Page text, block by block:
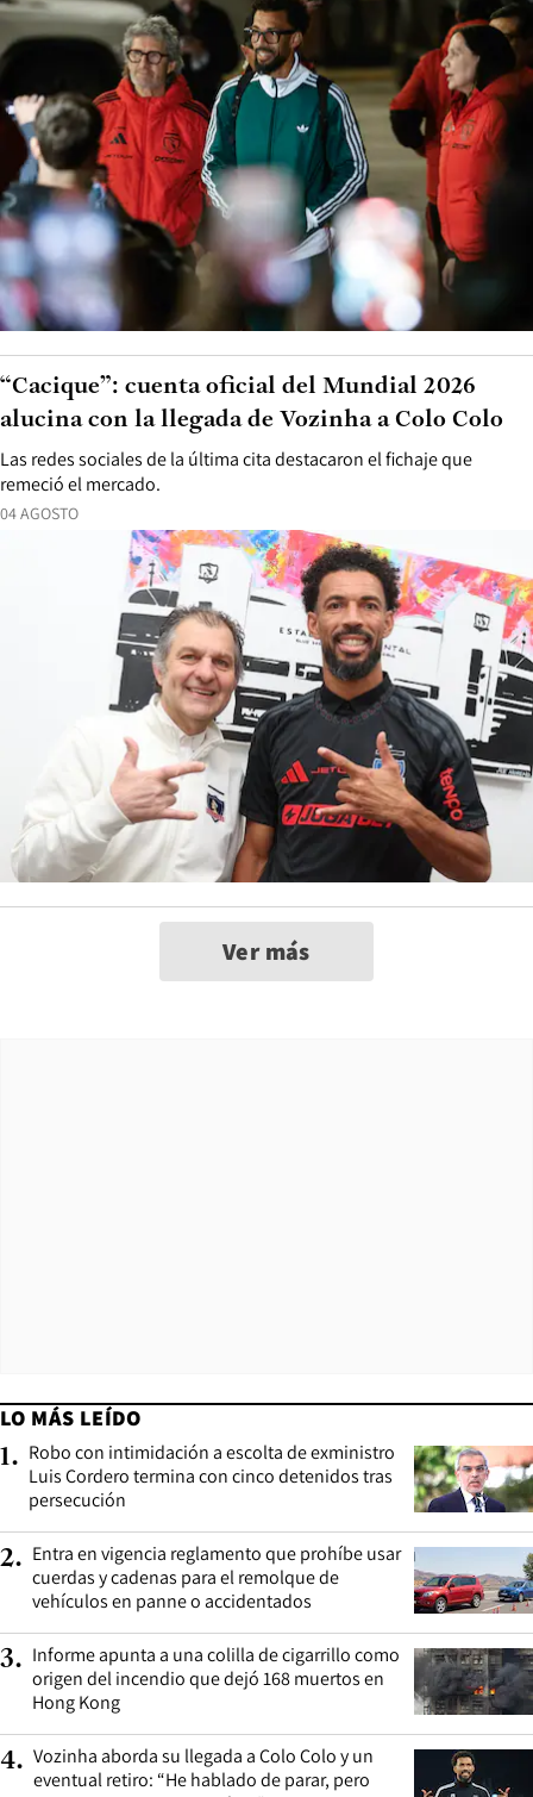
04 AGOSTO
Las redes sociales de la última cita destacaron el fichaje que
remeció el mercado.
“Cacique”: cuenta oficial del Mundial 2026
alucina con la llegada de Vozinha a Colo Colo
Ver más
LO MÁS LEÍDO
1. Robo con intimidación a escolta de exministro
Luis Cordero termina con cinco detenidos tras
persecución
2. Entra en vigencia reglamento que prohíbe usar
cuerdas y cadenas para el remolque de
vehículos en panne o accidentados
3. Informe apunta a una colilla de cigarrillo como
origen del incendio que dejó 168 muertos en
Hong Kong
4. Vozinha aborda su llegada a Colo Colo y un
eventual retiro: “He hablado de parar, pero